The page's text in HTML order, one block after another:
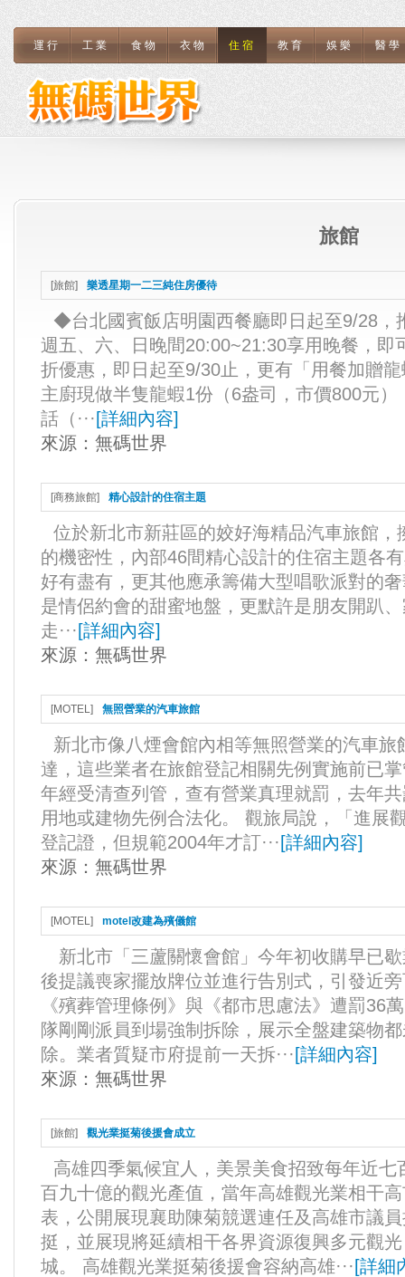
運行 工業 食物 衣物 住宿 教育 娛樂 醫學
旅館
[旅館] 樂透星期一二三純住房優待
◆台北國賓飯店明園西餐廳即日起至9/28，
週五、六、日晚間20:00~21:30享用晚餐，即
折優惠，即日起至9/30止，更有「用餐加贈
主廚現做半隻龍蝦1份（6盎司，市價800元
話（··· [詳細內容]
來源： 無碼世界
[商務旅館] 精心設計的住宿主題
位於新北市新莊區的姣好海精品汽車旅館
的機密性，內部46間精心設計的住宿主題各
好有盡有，更其他應承籌備大型唱歌派對的
是情侶約會的甜蜜地盤，更默許是朋友開
走··· [詳細內容]
來源： 無碼世界
[MOTEL] 無照營業的汽車旅館
新北市像八煙會館內相等無照營業的汽車
達，這些業者在旅館登記相關先例實施前已
年經受清查列管，查有營業真理就罰，去年
用地或建物先例合法化。 觀旅局說，「進展
登記證，但規範2004年才訂··· [詳細內容]
來源： 無碼世界
[MOTEL] motel改建為殯儀館
新北市「三蘆關懷會館」今年初收購早已
後提議喪家擺放牌位並進行告別式，引發近
《殯葬管理條例》與《都市思慮法》遭罰36
隊剛剛派員到場強制拆除，展示全盤建築物
除。業者質疑市府提前一天拆··· [詳細內容]
來源： 無碼世界
[旅館] 觀光業挺菊後援會成立
高雄四季氣候宜人，美景美食招致每年近
百九十億的觀光產值，當年高雄觀光業相干
表，公開展現襄助陳菊競選連任及高雄市議
挺，並展現將延續相干各界資源復興多元觀
城。 高雄觀光業挺菊後援會容納高雄··· [詳細